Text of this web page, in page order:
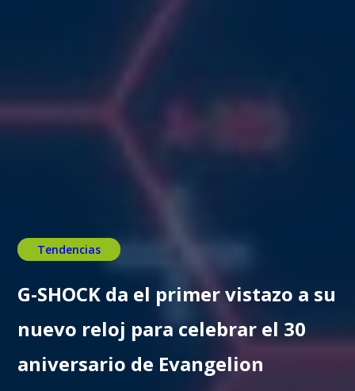
Tendencias
G-SHOCK da el primer vistazo a su
nuevo reloj para celebrar el 30
aniversario de Evangelion